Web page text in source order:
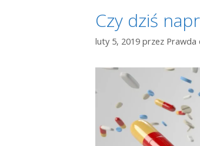
Czy dziś
luty 5, 2019 przez Prawda